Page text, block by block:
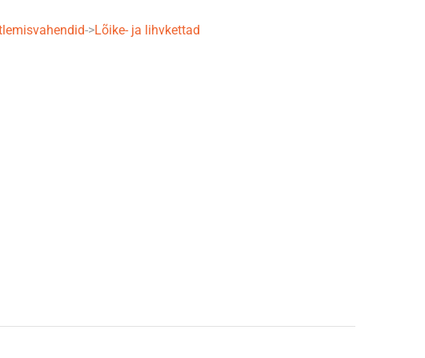
->Lõike- ja lihvkettad